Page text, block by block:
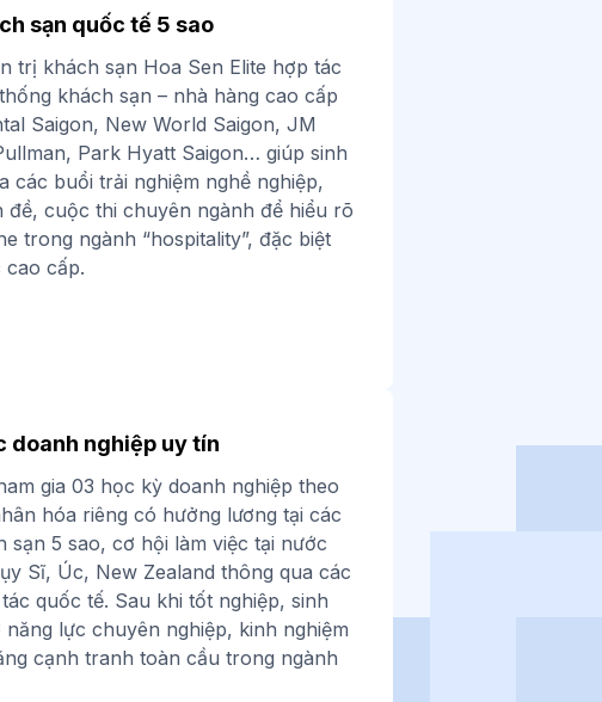
sạn quốc tế 5 sao
trị khách sạn Hoa Sen Elite hợp tác
khách sạn – nhà hàng cao cấp
Saigon, New World Saigon, JM
Park Hyatt Saigon… giúp sinh
các buổi trải nghiệm nghề nghiệp,
cuộc thi chuyên ngành để hiểu rõ
trong ngành “hospitality”, đặc biệt
cấp.
doanh nghiệp uy tín
gia 03 học kỳ doanh nghiệp theo
hóa riêng có hưởng lương tại các
sạn 5 sao, cơ hội làm việc tại nước
Sĩ, Úc, New Zealand thông qua các
quốc tế. Sau khi tốt nghiệp, sinh
lực chuyên nghiệp, kinh nghiệm
cạnh tranh toàn cầu trong ngành